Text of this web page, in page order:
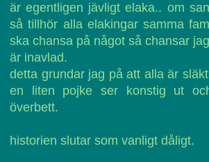
är egentligen jävligt elaka.. om
så tillhör alla elakingar samma
ska chansa på något så chansar
är inavlad.
detta grundar jag på att alla är
en liten pojke ser konstig ut
överbett.
historien slutar som vanligt dåligt.